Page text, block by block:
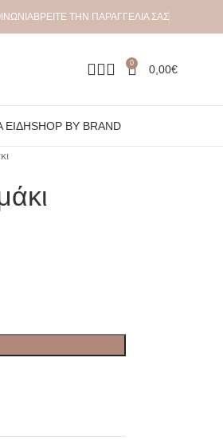
ΒΡΕΊΤΕ ΤΗΝ ΠΑΡΑΓΓΕΛΊΑ ΣΑΣ
0 0,00€
ΕΊΔΗSHOP BY BRAND